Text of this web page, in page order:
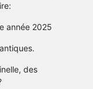
année 2025
des